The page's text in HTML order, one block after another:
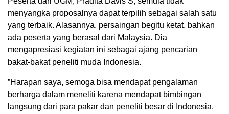
menyangka proposalnya dapat terpilih sebagai salah satu
yang terbaik. Alasannya, persaingan begitu ketat, bahkan
ada peserta yang berasal dari Malaysia. Dia
mengapresiasi kegiatan ini sebagai ajang pencarian
bakat-bakat peneliti muda Indonesia.
”Harapan saya, semoga bisa mendapat pengalaman
berharga dalam meneliti karena mendapat bimbingan
langsung dari para pakar dan peneliti besar di Indonesia.